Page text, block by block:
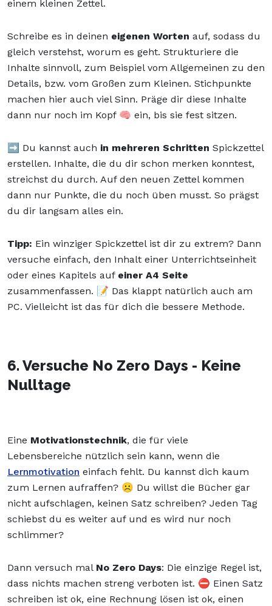
einem kleinen Zettel.
Schreibe es in deinen eigenen Worten auf, sodass du
gleich verstehst, worum es geht. Strukturiere die
Inhalte sinnvoll, zum Beispiel vom Allgemeinen zu den
Details, bzw. vom Großen zum Kleinen. Stichpunkte
machen hier auch viel Sinn. Präge dir diese Inhalte
dann nur noch im Kopf 🧠 ein, bis sie fest sitzen.
➡️ Du kannst auch in mehreren Schritten Spickzettel
erstellen. Inhalte, die du dir schon merken konntest,
streichst du durch. Auf den neuen Zettel kommen
dann nur Punkte, die du noch üben musst. So prägst
du dir langsam alles ein.
Tipp: Ein winziger Spickzettel ist dir zu extrem? Dann
versuche einfach, den Inhalt einer Unterrichtseinheit
oder eines Kapitels auf einer A4 Seite
zusammenfassen. 📝 Das klappt natürlich auch am
PC. Vielleicht ist das für dich die bessere Methode.
6. Versuche No Zero Days - Keine
Nulltage
Eine Motivationstechnik, die für viele
Lebensbereiche nützlich sein kann, wenn die
Lernmotivation einfach fehlt. Du kannst dich kaum
zum Lernen aufraffen? ☹️ Du willst die Bücher gar
nicht aufschlagen, keinen Satz schreiben? Jeden Tag
schiebst du es weiter auf und es wird nur noch
schlimmer?
Dann versuch mal No Zero Days: Die einzige Regel ist,
dass nichts machen streng verboten ist. ⛔ Einen Satz
schreiben ist ok, eine Rechnung lösen ist ok, einen